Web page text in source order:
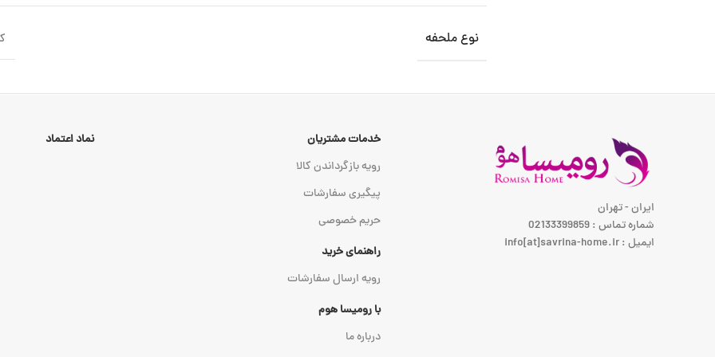
نوع ملحفه
ایران - تهران
شماره تماس : 02133399859
ایمیل : info[at]savrina-home.ir
خدمات مشتریان
رویه بازگرداندن کالا
پیگیری سفارشات
حریم خصوصی
راهنمای خرید
رویه ارسال سفارشات
با رومیسا هوم
درباره ما
نماد اعتماد